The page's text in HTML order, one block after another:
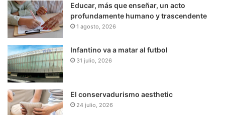
Educar, más que enseñar, un acto
profundamente humano y trascendente
1 agosto, 2026
Infantino va a matar al futbol
31 julio, 2026
El conservadurismo aesthetic
24 julio, 2026